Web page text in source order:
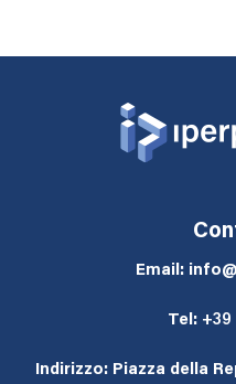
Email:
Tel: +39
Indirizzo: Piazza della